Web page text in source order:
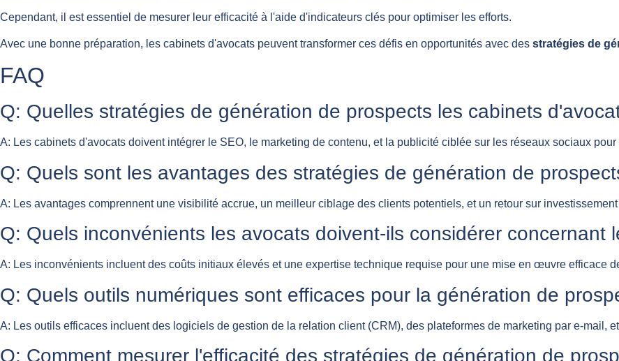
Cependant, il est essentiel de mesurer leur efficacité à l'aide d'indicateurs clés pour optimiser les efforts.
Avec une bonne préparation, les cabinets d'avocats peuvent transformer ces défis en opportunités avec des stratégies de
FAQ
Q: Quelles stratégies de génération de prospects les cabinets
A: Les cabinets d'avocats doivent intégrer le SEO, le marketing de contenu, et la publicité ciblée sur les réseaux sociaux
Q: Quels sont les avantages des stratégies de génération de
A: Les avantages comprennent une visibilité accrue, un meilleur ciblage des clients potentiels, et un retour sur
Q: Quels inconvénients les avocats doivent-ils considérer concernant
A: Les inconvénients incluent des coûts initiaux élevés et une expertise technique requise pour une mise en œuvre efficace
Q: Quels outils numériques sont efficaces pour la génération de
A: Les outils efficaces incluent des logiciels de gestion de la relation client (CRM), des plateformes de marketing par e-mail,
Q: Comment mesurer l'efficacité des stratégies de génération de